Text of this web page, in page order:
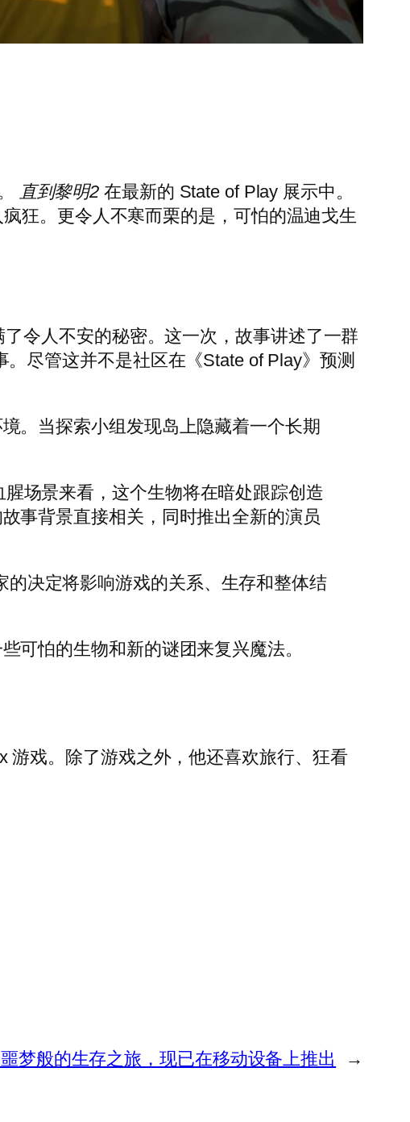
直到黎明2 在最新的 State of Play 展示中。
狂。更令人不寒而栗的是，可怕的温迪戈生
令人不安的秘密。这一次，故事讲述了一群
尽管这并不是社区在《State of Play》预测
。当探索小组发现岛上隐藏着一个长期
场景来看，这个生物将在暗处跟踪创造
事背景直接相关，同时推出全新的演员
的决定将影响游戏的关系、生存和整体结
可怕的生物和新的谜团来复兴魔法。
游戏。除了游戏之外，他还喜欢旅行、狂看
梦般的生存之旅，现已在移动设备上推出 →